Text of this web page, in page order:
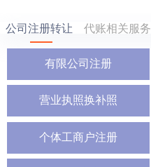
公司注册转让 代账相关服务
有限公司注册
营业执照换补照
个体工商户注册